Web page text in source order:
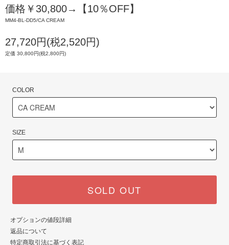
価格￥30,800→【10％OFF】
MM4-BL-DD5/CA CREAM
27,720円(税2,520円)
定価 30,800円(税2,800円)
COLOR
SIZE
SOLD OUT
オプションの値段詳細
返品について
特定商取引法に基づく表記